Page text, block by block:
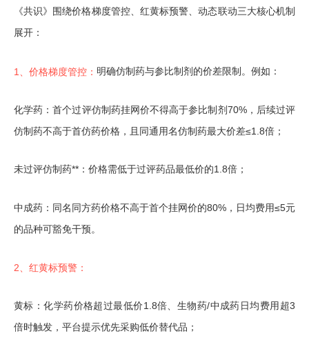
《共识》围绕价格梯度管控、红黄标预警、动态联动三大核心机制
展开：
1、价格梯度管控： 明确仿制药与参比制剂的价差限制。例如：
化学药：首个过评仿制药挂网价不得高于参比制剂70%，后续过评
仿制药不高于首仿药价格，且同通用名仿制药最大价差≤1.8倍；
未过评仿制药**：价格需低于过评药品最低价的1.8倍；
中成药：同名同方药价格不高于首个挂网价的80%，日均费用≤5元
的品种可豁免干预。
2、红黄标预警：
黄标：化学药价格超过最低价1.8倍、生物药/中成药日均费用超3
倍时触发，平台提示优先采购低价替代品；